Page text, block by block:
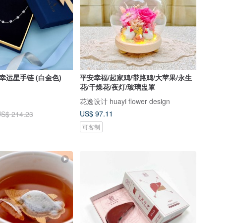
运星手链 (白金色)
214.23
平安幸福/起家鸡/带路鸡/大苹果/永生
花/干燥花/夜灯/玻璃盅罩
花逸设计 huayi flower design
US$ 97.11
可客制